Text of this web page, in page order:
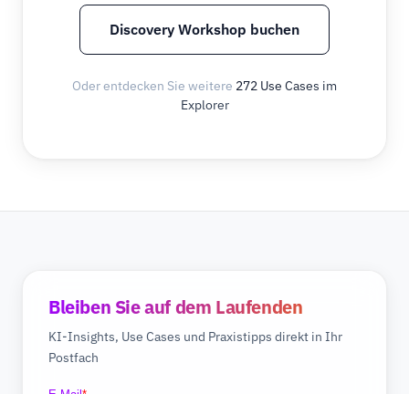
Discovery Workshop buchen
Oder entdecken Sie weitere 272 Use Cases im
Explorer
Bleiben Sie auf dem Laufenden
KI-Insights, Use Cases und Praxistipps direkt in Ihr
Postfach